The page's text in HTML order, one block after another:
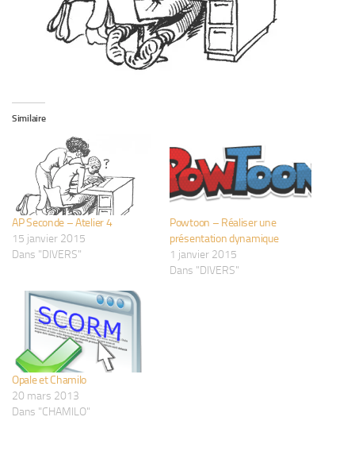
Similaire
AP Seconde – Atelier 4
15 janvier 2015
Dans "DIVERS"
Powtoon – Réaliser une
présentation dynamique
1 janvier 2015
Dans "DIVERS"
Opale et Chamilo
20 mars 2013
Dans "CHAMILO"